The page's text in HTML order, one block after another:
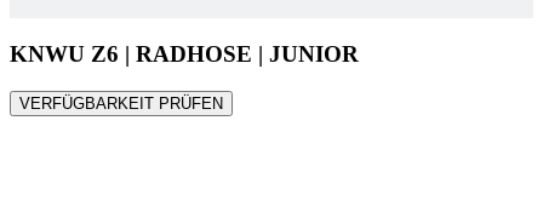
KNWU Z6 | RADHOSE | JUNIOR
VERFÜGBARKEIT PRÜFEN